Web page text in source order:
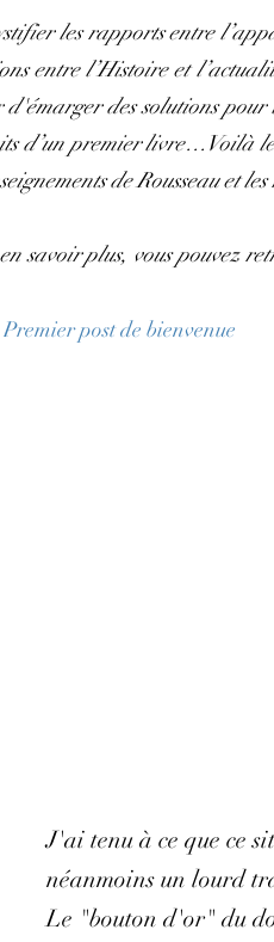
les rapports entre
entre l’Histoire et
d'émarger des solutions pour
d’un premier livre…Voilà
de Rousseau et
savoir plus, vous pouvez
Premier post de bienvenue
J'ai tenu à ce que ce
néanmoins un lourd
Le "bouton d'or" du